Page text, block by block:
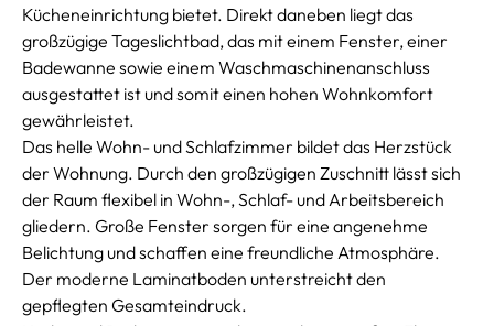
Kücheneinrichtung bietet. Direkt daneben liegt das
großzügige Tageslichtbad, das mit einem Fenster, einer
Badewanne sowie einem Waschmaschinenanschluss
ausgestattet ist und somit einen hohen Wohnkomfort
gewährleistet.
Das helle Wohn- und Schlafzimmer bildet das Herzstück
der Wohnung. Durch den großzügigen Zuschnitt lässt sich
der Raum flexibel in Wohn-, Schlaf- und Arbeitsbereich
gliedern. Große Fenster sorgen für eine angenehme
Belichtung und schaffen eine freundliche Atmosphäre.
Der moderne Laminatboden unterstreicht den
gepflegten Gesamteindruck.